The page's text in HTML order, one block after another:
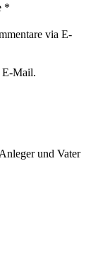
*
via E-
E-Mail.
und Vater